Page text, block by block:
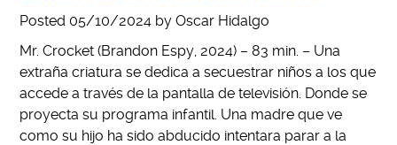
Posted 05/10/2024 byOscar Hidalgo
Mr. Crocket (Brandon Espy, 2024) – 83 min. – Una
extraña criatura se dedica a secuestrar niños a los que
accede a través de la pantalla de televisión. Donde se
proyecta su programa infantil. Una madre que ve
como su hijo ha sido abducido intentara parar a la